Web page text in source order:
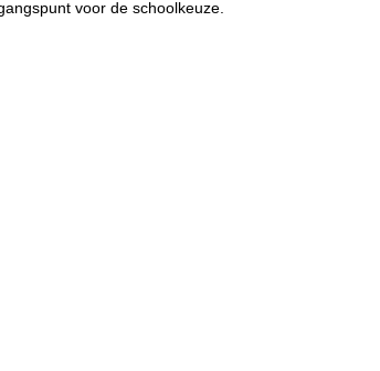
voor de schoolkeuze.